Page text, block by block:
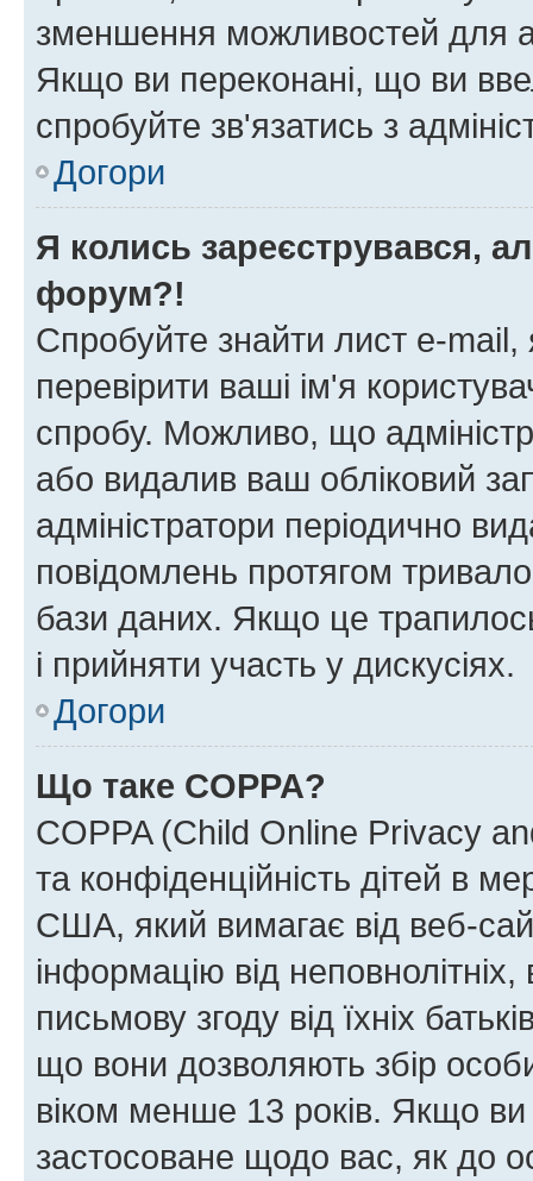
зменшення можливостей для
Якщо ви переконані, що ви
спробуйте зв'язатись з
Догори
Я колись зареєструвався,
форум?!
Спробуйте знайти лист e-mail,
перевірити ваші ім'я
спробу. Можливо, що
або видалив ваш обліковий
адміністратори періодично
повідомлень протягом
бази даних. Якщо це
і прийняти участь у дискусіях.
Догори
Що таке COPPA?
COPPA (Child Online Privacy
та конфіденційність дітей в
США, який вимагає від веб-
інформацію від
письмову згоду від їхніх
що вони дозволяють збір
віком менше 13 років. Якщо
застосоване щодо вас, як до